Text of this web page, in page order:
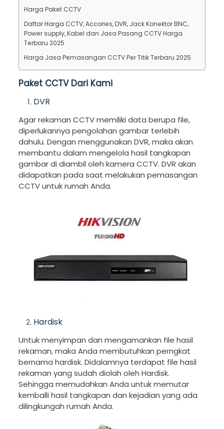
Harga Paket CCTV
Daftar Harga CCTV, Accories, DVR, Jack Konektor BNC,
Power supply, Kabel dan Jasa Pasang CCTV Harga
Terbaru 2025
Harga Jasa Pemasangan CCTV Per Titik Terbaru 2025
Paket CCTV Dari Kami
DVR
Agar rekaman CCTV memiliki data berupa file,
diperlukannya pengolahan gambar terlebih
dahulu. Dengan menggunakan DVR, maka akan
membantu dalam mengelola hasil tangkapan
gambar di diambil oleh kamera CCTV. DVR akan
didapatkan pada saat melakukan pemasangan
CCTV untuk rumah Anda.
Hardisk
Untuk menyimpan dan mengamankan file hasil
rekaman, maka Anda membutuhkan perngkat
bernama hardisk. Didalamnya terdapat file hasil
rekaman yang sudah diolah oleh Hardisk.
Sehingga memudahkan Anda untuk memutar
kemballi hasil tangkapan dan kejadian yang ada
dilingkungah rumah Anda.